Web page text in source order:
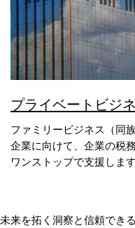
プライベートビジ
ファミリービジネス（同
企業に向けて、企業の税
ワンストップで支援します
未来を拓く洞察と信頼でき